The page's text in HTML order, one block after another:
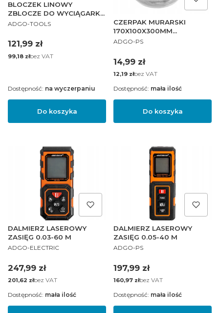
BLOCZEK LINOWY
ZBLOCZE DO WYCIĄGARKI
8 TON
PRODUCENT
ADGO-TOOLS
Cena
121,99 zł
Cena
99,18 złbez VAT
Do koszyka
Dostępność: na wyczerpaniu
CZERPAK MURARSKI
170X100X300MM
DREWNIANY UCHWYT
PRODUCENT
ADGO-PS
Cena
14,99 zł
Cena
12,19 złbez VAT
Do koszyka
Dostępność: mała ilość
DALMIERZ LASEROWY
ZASIĘG 0.03-60 M
PRODUCENT
ADGO-ELECTRIC
Cena
247,99 zł
Cena
201,62 złbez VAT
Dostępność: mała ilość
DALMIERZ LASEROWY
ZASIĘG 0.05-40 M
PRODUCENT
ADGO-PS
Cena
197,99 zł
Cena
160,97 złbez VAT
Dostępność: mała ilość